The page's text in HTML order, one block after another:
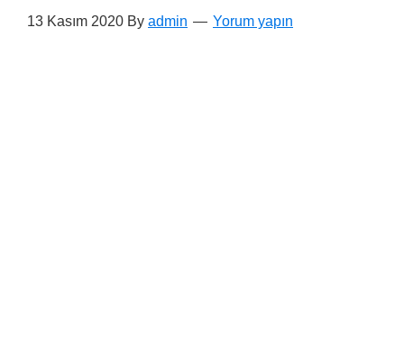
13 Kasım 2020 By admin Yorum yapın